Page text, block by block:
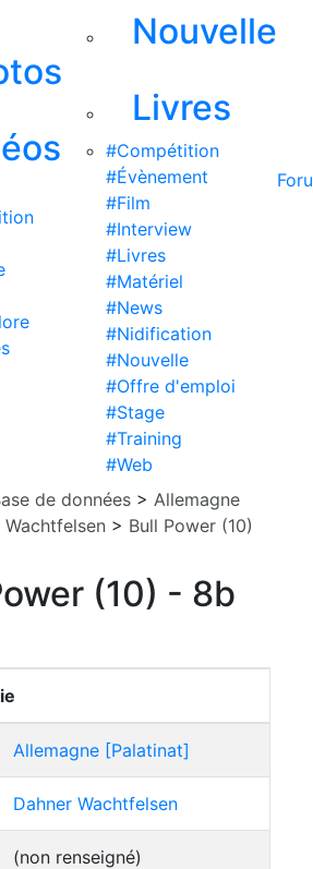
Nouvelle
Livres
#Compétition
#Évènement
#Film
#Interview
#Livres
#Matériel
#News
#Nidification
#Nouvelle
#Offre d'emploi
#Stage
#Training
#Web
de données > Allemagne
Wachtfelsen > Bull Power (10)
(10) - 8b
Allemagne [Palatinat]
Dahner Wachtfelsen
(non renseigné)